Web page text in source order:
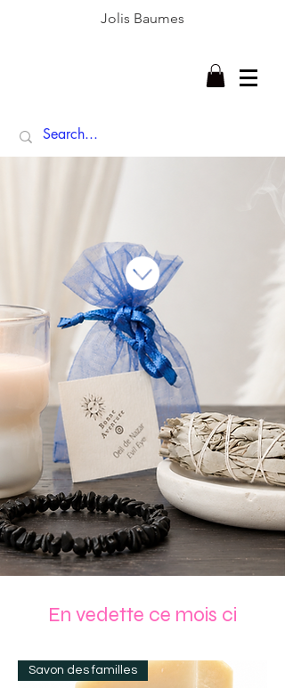
Jolis Baumes
En vedette ce mois ci
Savon des familles